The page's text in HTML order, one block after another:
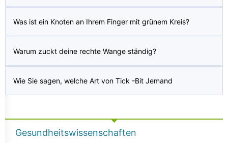
Was ist ein Knoten an Ihrem Finger mit grünem Kreis?
Warum zuckt deine rechte Wange ständig?
Wie Sie sagen, welche Art von Tick -Bit Jemand
Gesundheitswissenschaften